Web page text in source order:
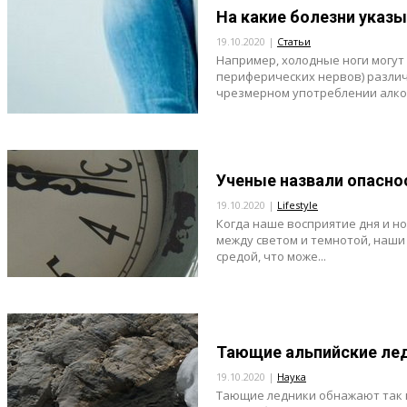
На какие болезни
19.10.2020 | Статьи
Например, холодные ноги
периферических нервов)
чрезмерном употреблении
Ученые назвали
19.10.2020 | Lifestyle
Когда наше восприятие дня и
между светом и темнотой,
средой, что може...
Тающие альпийские
19.10.2020 | Наука
Тающие ледники обнажают так